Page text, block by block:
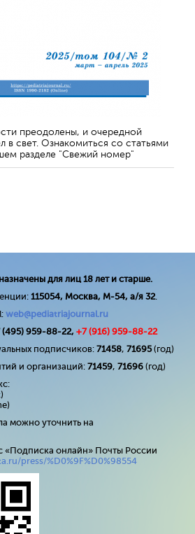
преодолены, и очередной
в свет. Ознакомиться со статьями
разделе "Свежий номер"
для лиц 18 лет и старше.
115054, Москва, М-54, а/я 32.
web@pediatriajournal.ru
(495) 959-88-22, +7 (916) 959-88-22
подписчиков: 71458, 71695(год)
и организаций: 71459, 71696 (год)
можно уточнить на
«Подписка онлайн» Почты России
press/%D0%9F%D0%98554